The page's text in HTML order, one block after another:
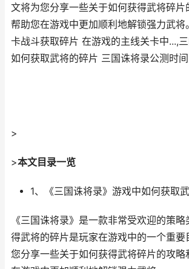
文将为您分享一些关于如何获得武将碎片
帮助您在游戏中更加顺利地解锁强力武将
卡战斗获取碎片 在游戏的主线关卡中...,
如何获取武将的碎片 三国诛将录公测时间
>
>本文目录一览
1、《三国诛将录》游戏中如何获取
《三国诛将录》是一款非常受欢迎的策
得武将的碎片是玩家在游戏中的一个重要
您分享一些关于如何获得武将碎片的攻略